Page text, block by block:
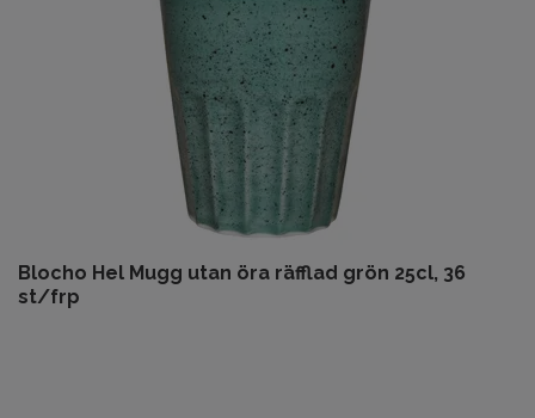
Blocho Hel Mugg utan öra räfflad grön 25cl, 36
st/frp